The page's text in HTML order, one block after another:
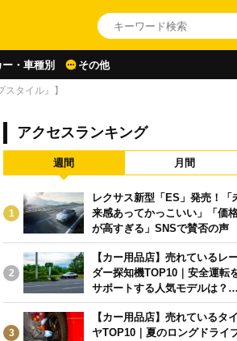
・車種別 その他
タイル』】
アクセスランキング
週間 月間
1
レクサス新型「ES」発売！「
来感あってかっこいい」「価
が高すぎる」SNSで賛否の声
2
【カー用品店】売れているレ
ダー探知機TOP10｜安全運転
サポートする人気モデルは？【
026年6月版】
3
【カー用品店】売れているタイ
ヤTOP10｜夏のロングドライ